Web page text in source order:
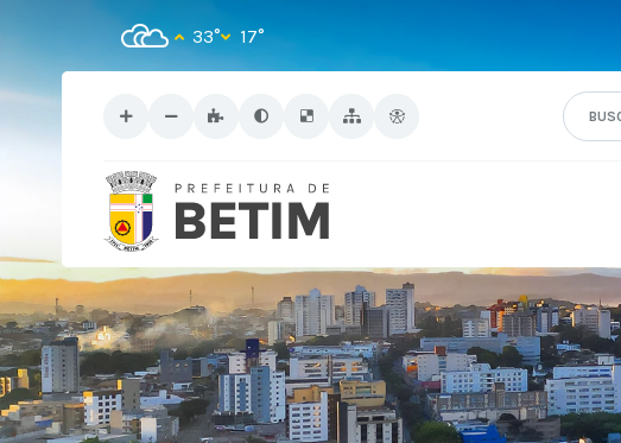
O que
33° 17°